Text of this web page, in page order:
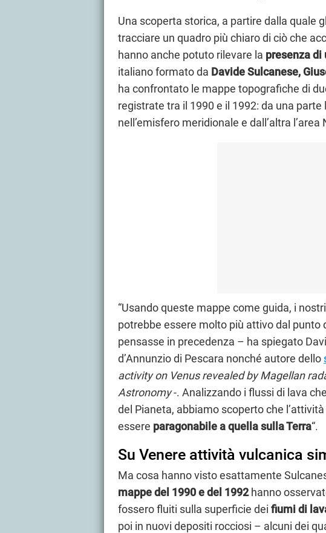
Una scoperta storica, a partire dalla quale
tracciare un quadro più chiaro di ciò che
hanno anche potuto rilevare la presenza
italiano formato da Davide Sulcanese,
ha confrontato le mappe topografiche di
registrate tra il 1990 e il 1992: da una
nell’emisfero meridionale e dall’altra
“Usando queste mappe come guida, i
potrebbe essere molto più attivo dal punto
pensasse in precedenza – ha spiegato
d’Annunzio di Pescara nonché autore dello
activity on Venus revealed by Magellan
Astronomy-. Analizzando i flussi di lava
del Pianeta, abbiamo scoperto che
essere paragonabile a quella sulla Terra“.
Su Venere attività vulcanica
Ma cosa hanno visto esattamente
mappe del 1990 e del 1992hanno
fossero fluiti sulla superficie dei fiumi di
poi in nuovi depositi rocciosi – alcuni dei